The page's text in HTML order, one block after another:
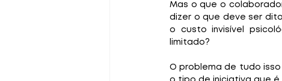
Mas o que o
dizer o que deve ser
o custo invisível
limitado?
O problema de tudo
o tipo de iniciativa que é